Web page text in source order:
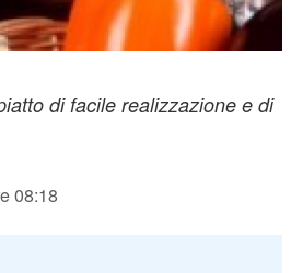
di facile realizzazione e di
08:18